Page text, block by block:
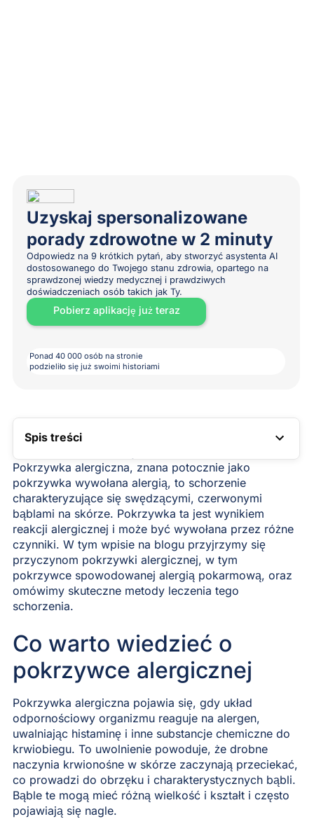
Uzyskaj spersonalizowane
porady zdrowotne w 2 minuty
Odpowiedz na 9 krótkich pytań, aby stworzyć asystenta AI
dostosowanego do Twojego stanu zdrowia, opartego na
sprawdzonej wiedzy medycznej i prawdziwych
doświadczeniach osób takich jak Ty.
Pobierz aplikację już teraz
Ponad 40 000 osób na stronie
podzieliło się już swoimi historiami
Spis treści
LINK DO SPISU TREŚCI
Pokrzywka alergiczna, znana potocznie jako
pokrzywka wywołana alergią, to schorzenie
charakteryzujące się swędzącymi, czerwonymi
bąblami na skórze. Pokrzywka ta jest wynikiem
reakcji alergicznej i może być wywołana przez różne
czynniki. W tym wpisie na blogu przyjrzymy się
przyczynom pokrzywki alergicznej, w tym
pokrzywce spowodowanej alergią pokarmową, oraz
omówimy skuteczne metody leczenia tego
schorzenia.
Co warto wiedzieć o
pokrzywce alergicznej
Pokrzywka alergiczna pojawia się, gdy układ
odpornościowy organizmu reaguje na alergen,
uwalniając histaminę i inne substancje chemiczne do
krwiobiegu. To uwolnienie powoduje, że drobne
naczynia krwionośne w skórze zaczynają przeciekać,
co prowadzi do obrzęku i charakterystycznych bąbli.
Bąble te mogą mieć różną wielkość i kształt i często
pojawiają się nagle.